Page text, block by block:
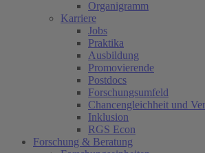
Organigramm
Karriere
Jobs
Praktika
Ausbildung
Promovierende
Postdocs
Forschungsumfeld
Chancengleichheit und
Inklusion
RGS Econ
Forschung & Beratung